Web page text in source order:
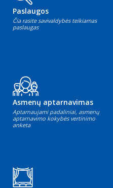
Paslaugos
Čia rasite savivaldybės teikiamas
paslaugas
Asmenų aptarnavimas
Aptarnaujami padaliniai, asmenų
aptarnavimo kokybės vertinimo
anketa